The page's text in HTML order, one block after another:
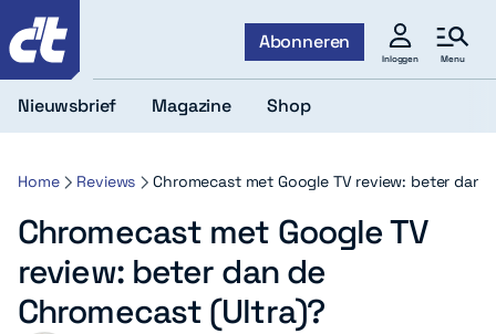
Abonneren
Inloggen Menu
Nieuwsbrief Magazine Shop
Home Reviews Chromecast met Google TV review: beter dan
Chromecast met Google TV
review: beter dan de
Chromecast (Ultra)?